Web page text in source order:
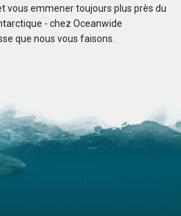
experience in total! We got
board from the whole team.
home and enjoyed it so much,
words. I can just recommend
We had a fantastic time
such experienced and high
a joy to listen to them. I made
vous emmener toujours plus près du
- chez Oceanwide
que nous vous faisons.